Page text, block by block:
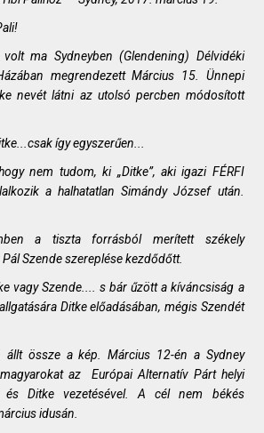
ma Sydneyben (Glendening) Délvidéki
megrendezett Március 15. Ünnepi
nevét látni az utolsó percben módosított
így egyszerűen...
nem tudom, ki „Ditke”, aki igazi FÉRFI
a halhatatlan Simándy József után.
a tiszta forrásból merített székely
Szende szereplése kezdődőtt.
vagy Szende.... s bár űzött a kíváncsiság a
Ditke előadásában, mégis Szendét
állt össze a kép. Március 12-én a Sydney
az Európai Alternatív Párt helyi
és Ditke vezetésével. A cél nem békés
idusán.